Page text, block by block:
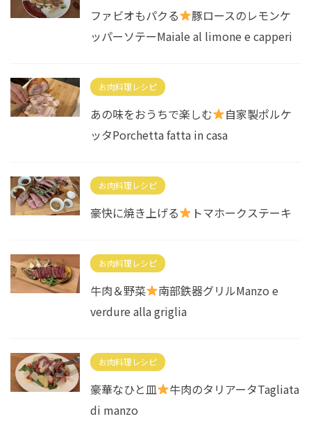
ファビオもパクる
豚ロースのレモンケ
ッパーソテーMaiale al limone e capperi
お肉料理レシピ
あの味をおうちで楽しむ
自家製ポルケ
ッタPorchetta fatta in casa
お肉料理レシピ
豪快に焼き上げる トマホークステーキ
お肉料理レシピ
牛肉＆野菜
南部鉄器グリルManzo e
verdure alla griglia
お肉料理レシピ
豪華なひと皿
牛肉のタリアータTagliata
di manzo